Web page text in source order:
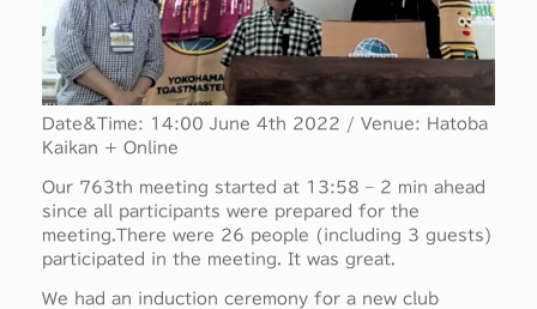
Date&Time: 14:00 June 4th 2022 / Venue: Hatoba
Kaikan + Online
Our 763th meeting started at 13:58 – 2 min ahead
since all participants were prepared for the
meeting.There were 26 people (including 3 guests)
participated in the meeting. It was great.
We had an induction ceremony for a new club